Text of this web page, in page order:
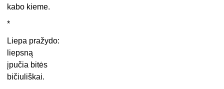
kabo kieme.
*
Liepa pražydo:
liepsną
įpučia bitės
bičiuliškai.